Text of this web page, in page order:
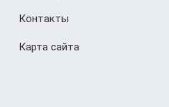
Контакты
Карта сайта